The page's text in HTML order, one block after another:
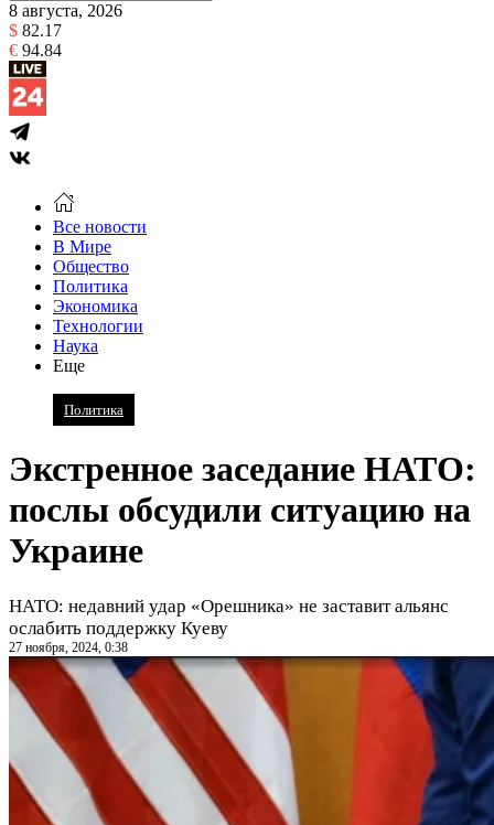
8 августа, 2026
$ 82.17
€ 94.84
Все новости
В Мире
Общество
Политика
Экономика
Технологии
Наука
Еще
Политика
Экстренное заседание НАТО:
послы обсудили ситуацию на
Украине
НАТО: недавний удар «Орешника» не заставит альянс
ослабить поддержку Куеву
27 ноября, 2024, 0:38